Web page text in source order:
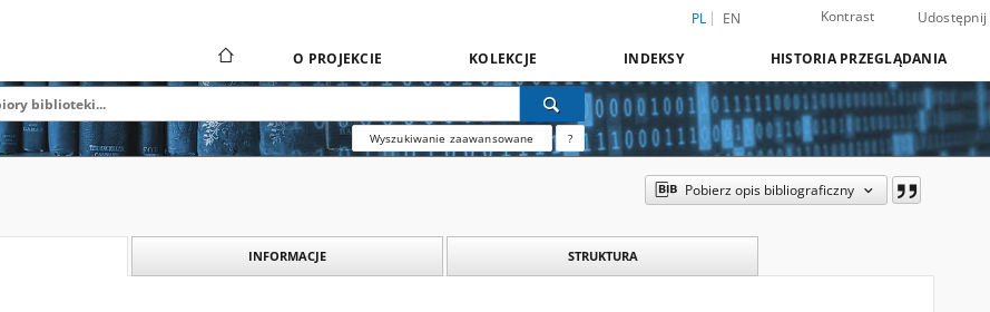
PL EN Kontrast Udostępnij
O PROJEKCIE KOLEKCJE INDEKSY HISTORIA PRZEGLĄDANIA
Wyszukiwanie zaawansowane ?
Pobierz opis bibliograficzny
INFORMACJE STRUKTURA